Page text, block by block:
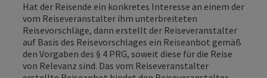
Hat der Reisende ein konkretes Interesse an einem der
vom Reiseveranstalter ihm unterbreiteten
Reisevorschläge, dann erstellt der Reiseveranstalter
auf Basis des Reisevorschlages ein Reiseanbot gemäß
den Vorgaben des § 4 PRG, soweit diese für die Reise
von Relevanz sind. Das vom Reiseveranstalter